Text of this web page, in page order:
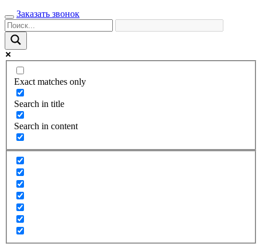
Заказать звонок
Exact matches only
Search in title
Search in content